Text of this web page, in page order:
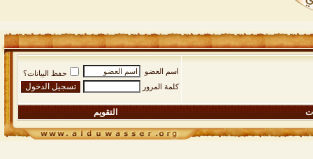
اسم العضو
حفظ البيانات؟
كلمة المرور
التقويم